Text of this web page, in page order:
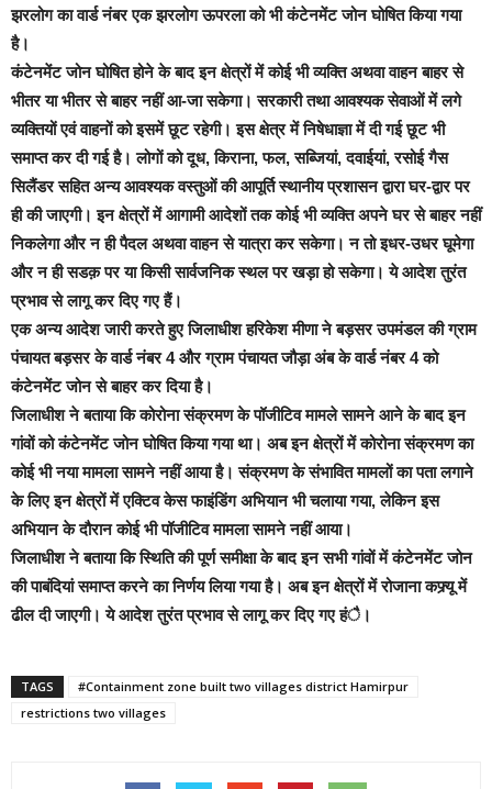
झरलोग का वार्ड नंबर एक झरलोग ऊपरला को भी कंटेनमेंट जोन घोषित किया गया
है।
कंटेनमेंट जोन घोषित होने के बाद इन क्षेत्रों में कोई भी व्यक्ति अथवा वाहन बाहर से
भीतर या भीतर से बाहर नहीं आ-जा सकेगा। सरकारी तथा आवश्यक सेवाओं में लगे
व्यक्तियों एवं वाहनों को इसमें छूट रहेगी। इस क्षेत्र में निषेधाज्ञा में दी गई छूट भी
समाप्त कर दी गई है। लोगों को दूध, किराना, फल, सब्जियां, दवाईयां, रसोई गैस
सिलैंडर सहित अन्य आवश्यक वस्तुओं की आपूर्ति स्थानीय प्रशासन द्वारा घर-द्वार पर
ही की जाएगी। इन क्षेत्रों में आगामी आदेशों तक कोई भी व्यक्ति अपने घर से बाहर नहीं
निकलेगा और न ही पैदल अथवा वाहन से यात्रा कर सकेगा। न तो इधर-उधर घूमेगा
और न ही सडक़ पर या किसी सार्वजनिक स्थल पर खड़ा हो सकेगा। ये आदेश तुरंत
प्रभाव से लागू कर दिए गए हैं।
एक अन्य आदेश जारी करते हुए जिलाधीश हरिकेश मीणा ने बड़सर उपमंडल की ग्राम
पंचायत बड़सर के वार्ड नंबर 4 और ग्राम पंचायत जौड़ा अंब के वार्ड नंबर 4 को
कंटेनमेंट जोन से बाहर कर दिया है।
जिलाधीश ने बताया कि कोरोना संक्रमण के पॉजीटिव मामले सामने आने के बाद इन
गांवों को कंटेनमेंट जोन घोषित किया गया था। अब इन क्षेत्रों में कोरोना संक्रमण का
कोई भी नया मामला सामने नहीं आया है। संक्रमण के संभावित मामलों का पता लगाने
के लिए इन क्षेत्रों में एक्टिव केस फाइंडिंग अभियान भी चलाया गया, लेकिन इस
अभियान के दौरान कोई भी पॉजीटिव मामला सामने नहीं आया।
जिलाधीश ने बताया कि स्थिति की पूर्ण समीक्षा के बाद इन सभी गांवों में कंटेनमेंट जोन
की पाबंदियां समाप्त करने का निर्णय लिया गया है। अब इन क्षेत्रों में रोजाना कफ्र्यू में
ढील दी जाएगी। ये आदेश तुरंत प्रभाव से लागू कर दिए गए हंै।
TAGS
#Containment zone built two villages district Hamirpur
restrictions two villages